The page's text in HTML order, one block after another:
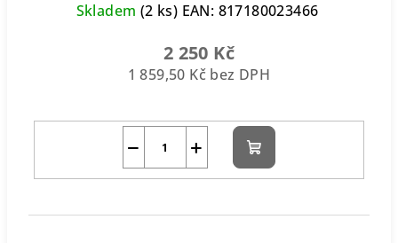
Skladem (2 ks) EAN: 817180023466
2 250 Kč
1 859,50 Kč bez DPH
+
− Do
košíku